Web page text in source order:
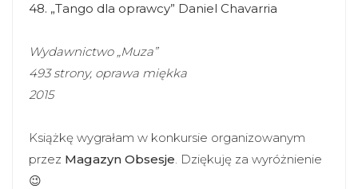
48. „Tango dla oprawcy” Daniel Chavarria
Wydawnictwo „Muza”
493 strony, oprawa miękka
2015
Książkę wygrałam w konkursie organizowanym
przez Magazyn Obsesje. Dziękuję za wyróżnienie
😉